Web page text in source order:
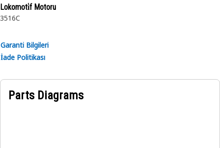
ayarlanmasına olanak tanır.
Lokomoti̇f Motoru
3516C
Garanti Bilgileri
İade Politikası
Parts Diagrams